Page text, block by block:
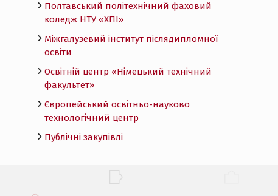
Полтавський політехнічний фаховий
коледж НТУ «ХПI»
Міжгалузевий інститут післядипломної
освіти
Освітній центр «Німецький технічний
факультет»
Європейський освітньо-науково
технологічний центр
Публічні закупівлі